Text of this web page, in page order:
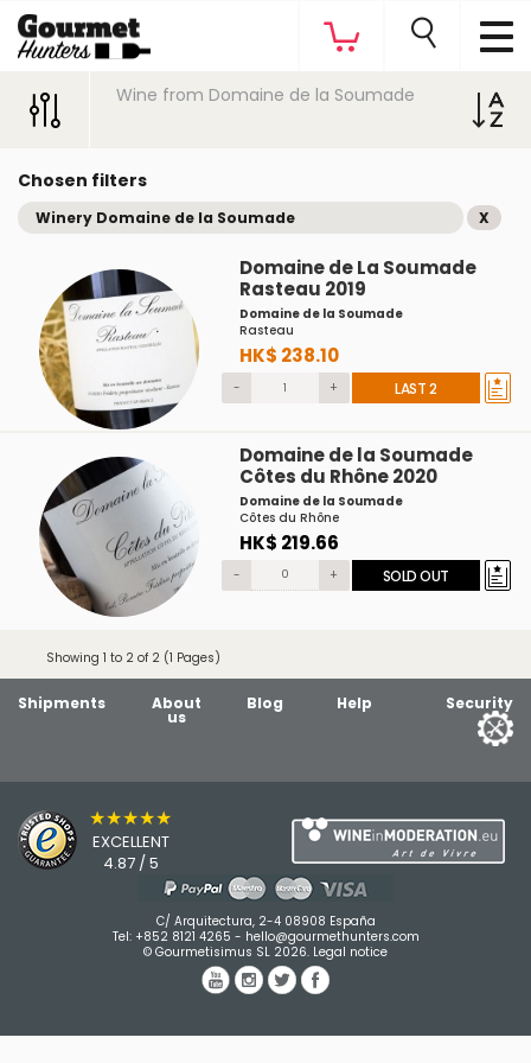
Wine from Domaine de la Soumade
Chosen filters
Winery Domaine de la Soumade X
Domaine de La Soumade
Rasteau 2019
Domaine de la Soumade
Rasteau
HK$ 238.10
- + LAST 2
Domaine de la Soumade
Côtes du Rhône 2020
Domaine de la Soumade
Côtes du Rhône
HK$ 219.66
- + SOLD OUT
Showing 1 to 2 of 2 (1 Pages)
Shipments About
us
Blog Help Security
★★★★★
EXCELLENT
4.87 / 5
C/ Arquitectura, 2-4 08908 España
Tel: +852 8121 4265 - hello@gourmethunters.com
© Gourmetisimus SL 2026. Legal notice